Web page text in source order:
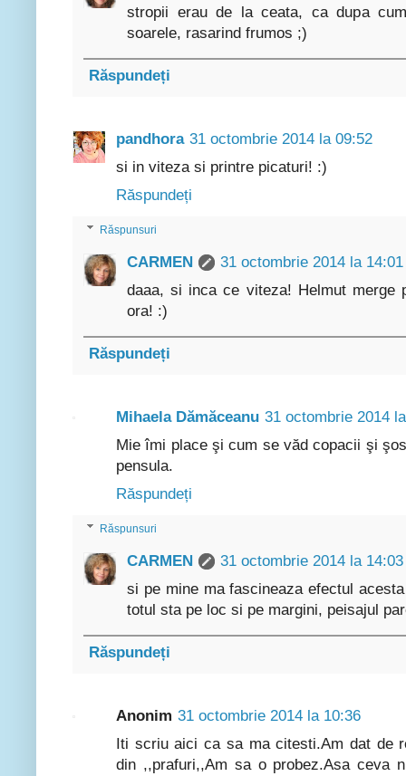
stropii erau de la ceata, ca dupa
soarele, rasarind frumos ;)
Răspundeți
pandhora 31 octombrie 2014 la 09:52
si in viteza si printre picaturi! :)
Răspundeți
Răspunsuri
CARMEN
31 octombrie 2014 la 14:01
daaa, si inca ce viteza! Helmut merge
ora! :)
Răspundeți
Mihaela Dămăceanu 31 octombrie 2014
Mie îmi place şi cum se văd copacii şi
pensula.
Răspundeți
Răspunsuri
CARMEN
31 octombrie 2014 la 14:03
si pe mine ma fascineaza efectul
totul sta pe loc si pe margini, peisajul
Răspundeți
Anonim 31 octombrie 2014 la 10:36
Iti scriu aici ca sa ma citesti.Am dat de
din ,,prafuri,,Am sa o probez.Asa ceva